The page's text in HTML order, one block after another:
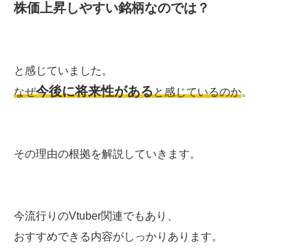
株価上昇しやすい銘柄なのでは？
と感じていました。
なぜ今後に将来性があると感じているのか。
その理由の根拠を解説していきます。
今流行りのVtuber関連でもあり、
おすすめできる内容がしっかりあります。